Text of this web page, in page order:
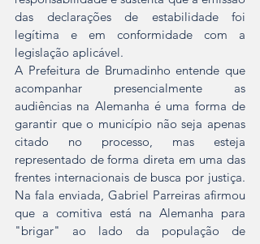
das declarações de estabilidade foi
legítima e em conformidade com a
legislação aplicável.
A Prefeitura de Brumadinho entende que
acompanhar presencialmente as
audiências na Alemanha é uma forma de
garantir que o município não seja apenas
citado no processo, mas esteja
representado de forma direta em uma das
frentes internacionais de busca por justiça.
Na fala enviada, Gabriel Parreiras afirmou
que a comitiva está na Alemanha para
"brigar" ao lado da população de